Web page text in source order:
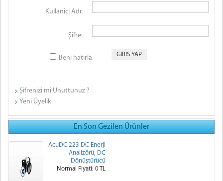
Kullanici Adı:
Şifre:
Beni hatırla
Şifrenizi mi Unuttunuz ?
Yeni Üyelik
En Son Gezilen Ürünler
AcuDC 223 DC Enerji
Analizörü, DC
Dönüştürücü
Normal Fiyati: 0 TL